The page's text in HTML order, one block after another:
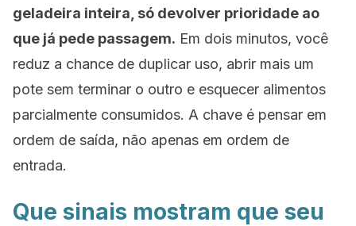
geladeira inteira, só devolver prioridade ao
que já pede passagem. Em dois minutos, você
reduz a chance de duplicar uso, abrir mais um
pote sem terminar o outro e esquecer alimentos
parcialmente consumidos. A chave é pensar em
ordem de saída, não apenas em ordem de
entrada.
Que sinais mostram que seu